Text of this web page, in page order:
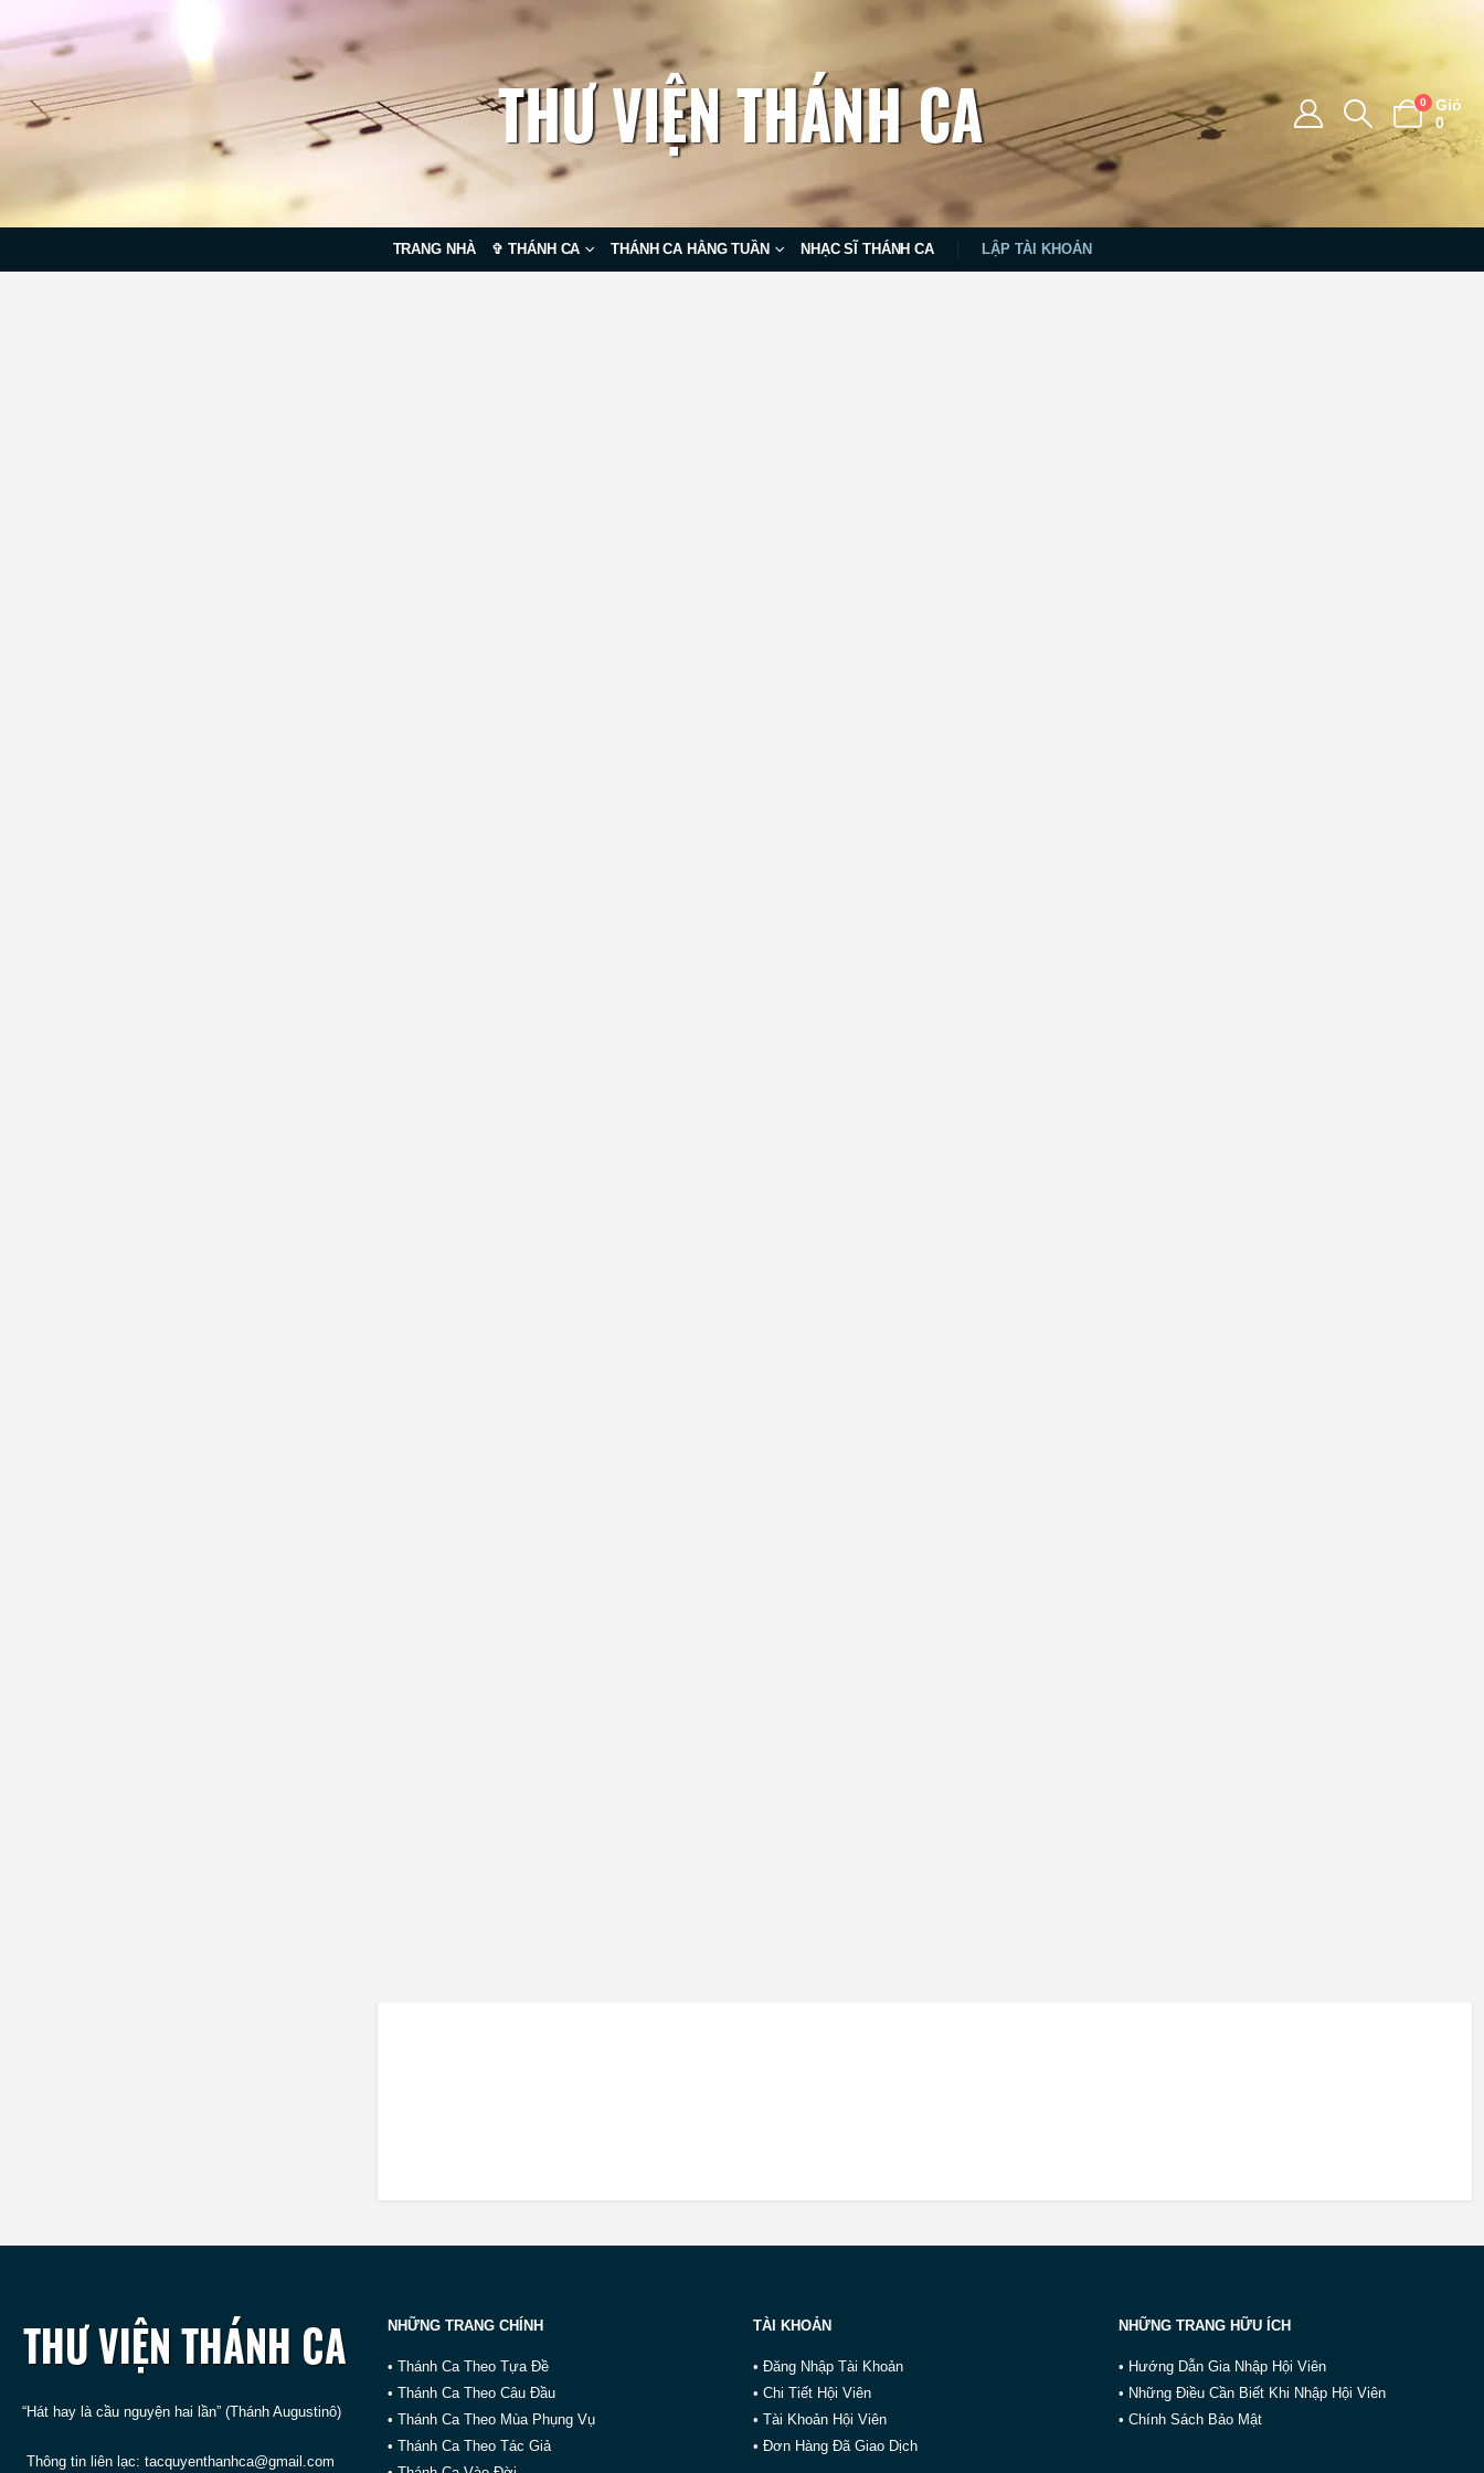
0
Giỏ
0
TRANG NHÀ ✞ THÁNH CA THÁNH CA HẰNG TUẦN NHẠC SĨ THÁNH CA LẬP TÀI KHOẢN
“Hát hay là cầu nguyện hai lần” (Thánh Augustinô)
Thông tin liên lạc: tacquyenthanhca@gmail.com
NHỮNG TRANG CHÍNH
• Thánh Ca Theo Tựa Đề
• Thánh Ca Theo Câu Đầu
• Thánh Ca Theo Mùa Phụng Vụ
• Thánh Ca Theo Tác Giả
TÀI KHOẢN
• Đăng Nhập Tài Khoản
• Chi Tiết Hội Viên
• Tài Khoản Hội Viên
• Đơn Hàng Đã Giao Dịch
NHỮNG TRANG HỮU ÍCH
• Hướng Dẫn Gia Nhập Hội Viên
• Những Điều Cần Biết Khi Nhập Hội Viên
• Chính Sách Bảo Mật